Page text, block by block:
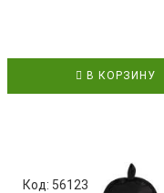
В КОРЗИНУ
Код: 56123